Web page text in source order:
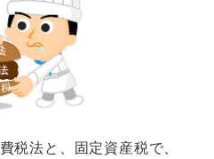
税法と、固定資産税で、